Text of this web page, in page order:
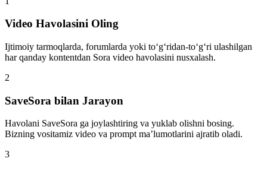
Video Havolasini Oling
Ijtimoiy tarmoqlarda, forumlarda yoki to‘g‘ridan-to‘g‘ri ulashilgan
har qanday kontentdan Sora video havolasini nusxalash.
2
SaveSora bilan Jarayon
Havolani SaveSora ga joylashtiring va yuklab olishni bosing.
Bizning vositamiz video va prompt ma’lumotlarini ajratib oladi.
3